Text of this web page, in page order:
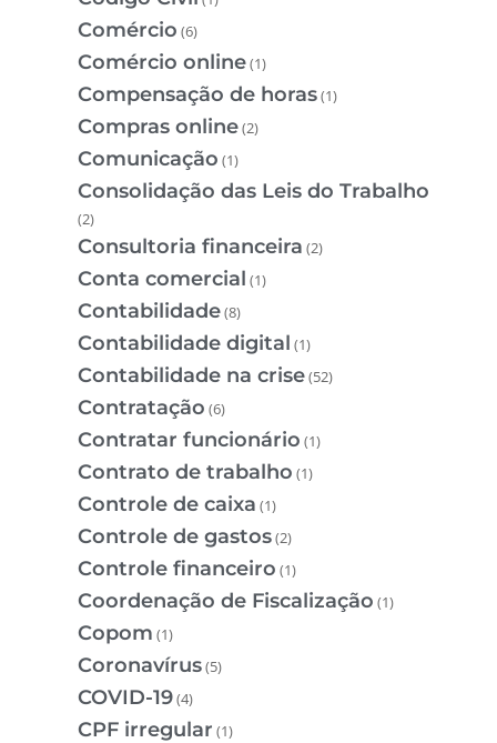
Comércio (6)
Comércio online(1)
Compensação de horas(1)
Compras online(2)
Comunicação (1)
Consolidação das Leis do Trabalho
(2)
Consultoria financeira (2)
Conta comercial (1)
Contabilidade(8)
Contabilidade digital (1)
Contabilidade na crise(52)
Contratação (6)
Contratar funcionário (1)
Contrato de trabalho (1)
Controle de caixa (1)
Controle de gastos(2)
Controle financeiro (1)
Coordenação de Fiscalização (1)
Copom (1)
Coronavírus(5)
COVID-19(4)
CPF irregular (1)